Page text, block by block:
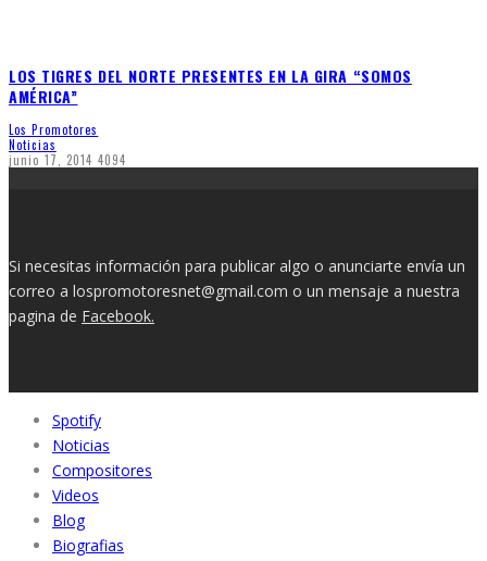
LOS TIGRES DEL NORTE PRESENTES EN LA GIRA “SOMOS
AMÉRICA”
Los Promotores
Noticias
junio 17, 2014 4094
Si necesitas información para publicar algo o anunciarte envía un
correo a lospromotoresnet@gmail.com o un mensaje a nuestra
pagina de Facebook.
Spotify
Noticias
Compositores
Videos
Blog
Biografias